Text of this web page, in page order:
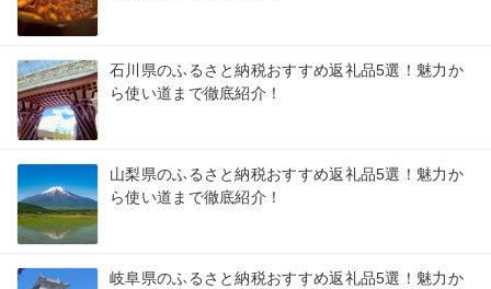
石川県のふるさと納税おすすめ返礼品5選！魅力か
ら使い道まで徹底紹介！
山梨県のふるさと納税おすすめ返礼品5選！魅力か
ら使い道まで徹底紹介！
岐阜県のふるさと納税おすすめ返礼品5選！魅力か